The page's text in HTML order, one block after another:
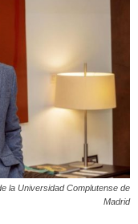
la Universidad Complutense de
Madrid